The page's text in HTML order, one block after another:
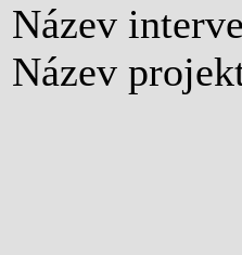
Název
Název